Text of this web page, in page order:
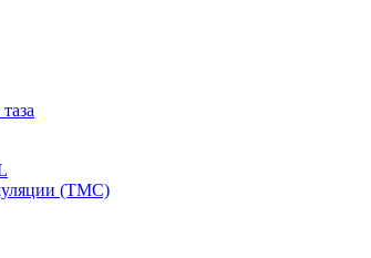
(ТМС)